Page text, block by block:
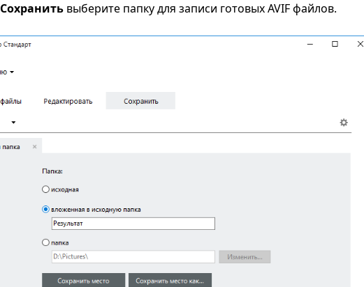
Сохранитьвыберите папку для записи готовых AVIF файлов.